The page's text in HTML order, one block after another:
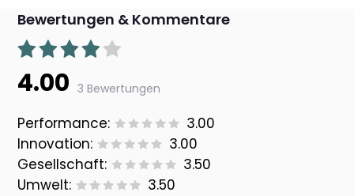
Bewertungen & Kommentare
4.00 3 Bewertungen
Performance:
3.00
Innovation:
3.00
Gesellschaft:
3.50
Umwelt:
3.50